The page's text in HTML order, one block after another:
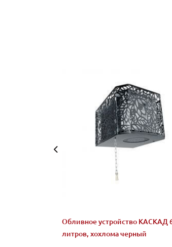
Обливное устройство КАСКАД
литров, хохлома черный